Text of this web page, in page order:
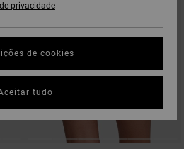
privacidade
de cookies
tudo